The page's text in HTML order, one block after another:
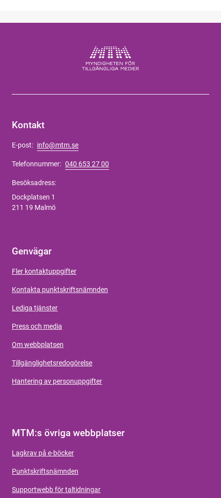
Kontakt
E-post: info@mtm.se
Telefonnummer: 040 653 27 00
Besöksadress:
Dockplatsen 1
211 19 Malmö
Genvägar
Fler kontaktuppgifter
Kontakta punktskriftsnämnden
Lediga tjänster
Press och media
Om webbplatsen
Tillgänglighetsredogörelse
Hantering av personuppgifter
MTM:s övriga webbplatser
Lagkrav på e-böcker
Punktskriftsnämnden
Supportwebb för taltidningar